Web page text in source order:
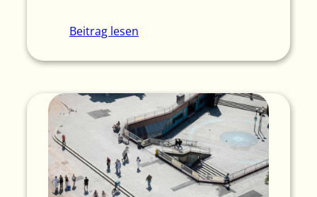
Beitrag lesen